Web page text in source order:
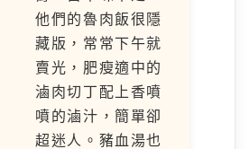
他們的魯肉飯很隱
藏版，常常下午就
賣光，肥瘦適中的
滷肉切丁配上香噴
噴的滷汁，簡單卻
超迷人。豬血湯也